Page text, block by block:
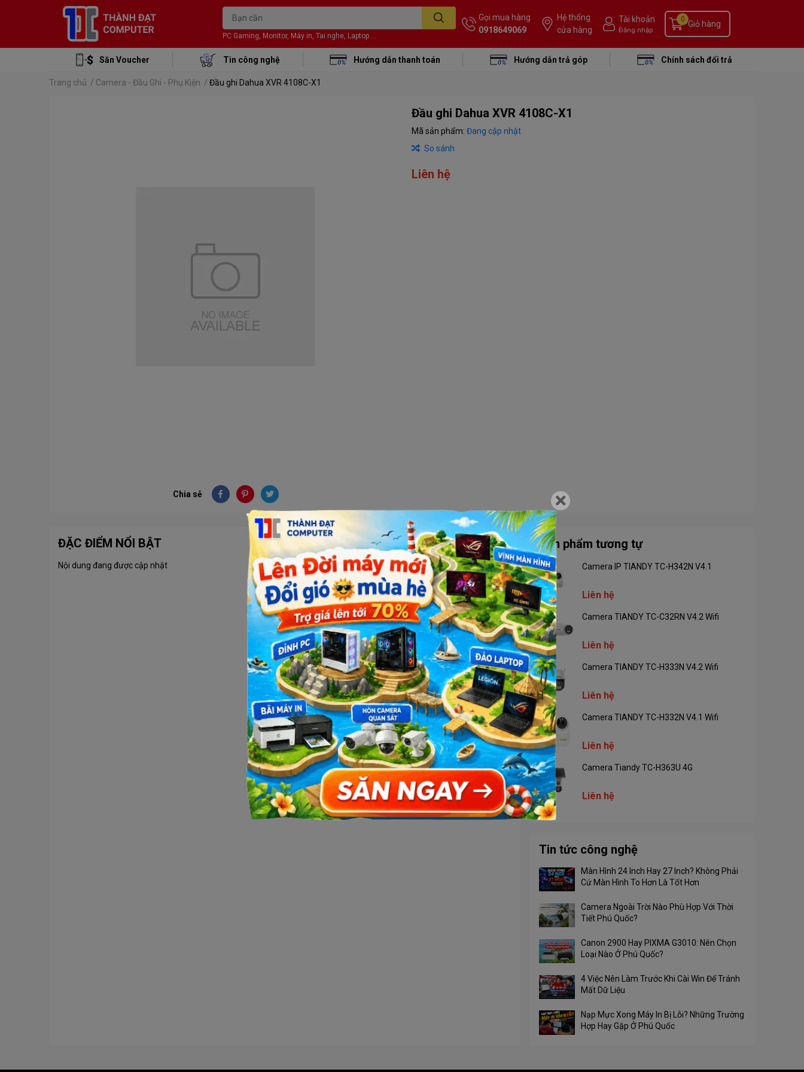
PC Gaming, Monitor, Máy in, Tai nghe, Laptop ...
Gọi mua hàng
0918649069
Hệ thống
cửa hàng
Tài khoản
Đăng nhập
Giỏ hàng
0
Săn Voucher Tin công nghệ Hướng dẫn thanh toán Hướng dẫn trả góp Chính sách đổi trả
Trang chủ / Camera - Đầu Ghi - Phụ Kiện / Đầu ghi Dahua XVR 4108C-X1
Chia sẻ
Đầu ghi Dahua XVR 4108C-X1
Mã sản phẩm: Đang cập nhật
So sánh
Liên hệ
ĐẶC ĐIỂM NỔI BẬT
Nội dung đang được cập nhật
Sản phẩm tương tự
Camera IP TIANDY TC-H342N V4.1
Liên hệ
Camera TIANDY TC-C32RN V4.2 Wifi
Liên hệ
Camera TIANDY TC-H333N V4.2 Wifi
Liên hệ
Camera TIANDY TC-H332N V4.1 Wifi
Liên hệ
Camera Tiandy TC-H363U 4G
Liên hệ
Tin tức công nghệ
Màn Hình 24 Inch Hay 27 Inch? Không Phải
Cứ Màn Hình To Hơn Là Tốt Hơn
Camera Ngoài Trời Nào Phù Hợp Với Thời
Tiết Phú Quốc?
Canon 2900 Hay PIXMA G3010: Nên Chọn
Loại Nào Ở Phú Quốc?
4 Việc Nên Làm Trước Khi Cài Win Để Tránh
Mất Dữ Liệu
Nạp Mực Xong Máy In Bị Lỗi? Những Trường
Hợp Hay Gặp Ở Phú Quốc